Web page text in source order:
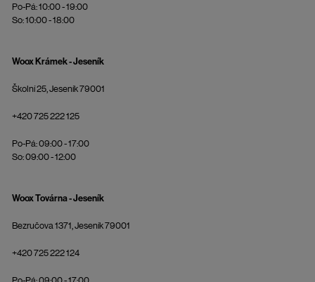
Po-Pá: 10:00 - 19:00
So: 10:00 - 18:00
Woox Krámek - Jeseník
Školní 25, Jeseník 79001
+420 725 222 125
Po-Pá: 09:00 - 17:00
So: 09:00 - 12:00
Woox Továrna - Jeseník
Bezručova 1371, Jeseník 79001
+420 725 222 124